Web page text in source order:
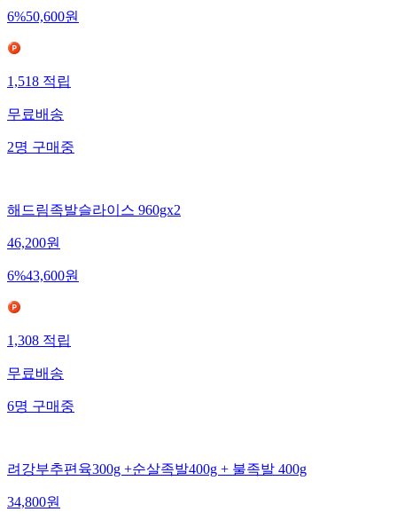
6%50,600원
1,518 적립
무료배송
2명 구매중
해드림족발슬라이스 960gx2
46,200원
6%43,600원
1,308적립
무료배송
6명구매중
려강부추편육300g +순살족발400g + 불족발 400g
34,800원